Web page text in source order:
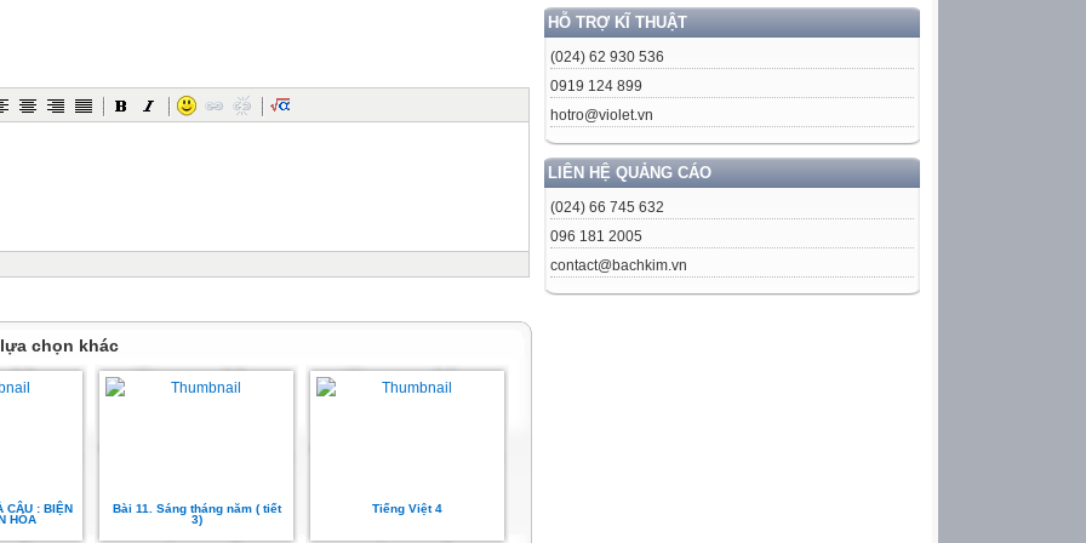
HỖ TRỢ KĨ THUẬT
(024) 62 930 536
0919 124 899
hotro@violet.vn
LIÊN HỆ QUẢNG CÁO
(024) 66 745 632
096 181 2005
contact@bachkim.vn
trực tiếp
đặt chân tới một đất nước có
độc đáo:
chọn khác
CÂU : BIỆN
HÓA
Bài 11. Sáng tháng năm ( tiết
3)
Tiếng Việt 4